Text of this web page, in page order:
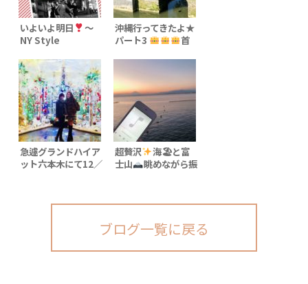
いよいよ明日
〜
NY Style
Xmas party〜 【
Glamorous you
2019
】 12月13
日(木)19:00〜
22:00
沖縄行ってきたよ★
パート3
首
殿唐破風 周辺〜
急遽グランドハイア
ット六本木にて12／
超贅沢
海🏖と富
士山
眺めながら振
ブログ一覧に戻る